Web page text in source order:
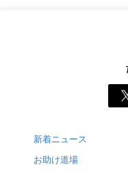
新着ニュース
お助け道場